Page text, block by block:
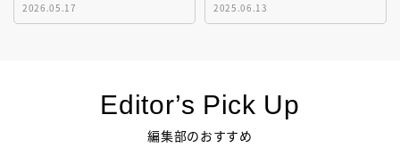
2026.05.17 2025.06.13
Editor’s Pick Up
編集部のおすすめ